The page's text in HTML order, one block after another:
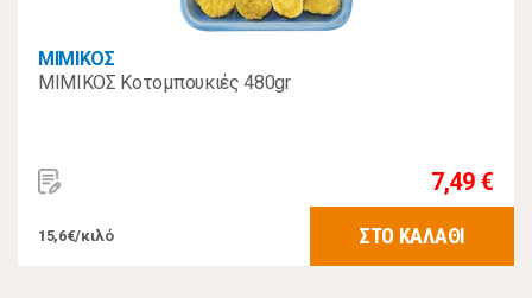
ΜΙΜΙΚΟΣ
ΜΙΜΙΚΟΣ Κοτομπουκιές 480gr
7,49 €
15,6€/κιλό ΣΤΟ ΚΑΛΑΘΙ